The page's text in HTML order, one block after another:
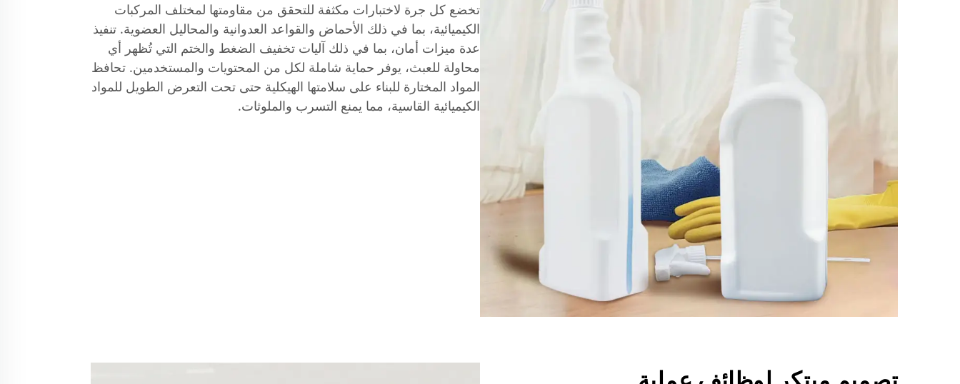
تخضع كل جرة لاختبارات مكثفة للتحقق من مقاومتها لمختلف المركبات
الكيميائية، بما في ذلك الأحماض والقواعد العدوانية والمحاليل العضوية. تنفيذ
عدة ميزات أمان، بما في ذلك آليات تخفيف الضغط والختم التي تُظهر أي
محاولة للعبث، يوفر حماية شاملة لكل من المحتويات والمستخدمين. تحافظ
المواد المختارة للبناء على سلامتها الهيكلية حتى تحت التعرض الطويل للمواد
الكيميائية القاسية، مما يمنع التسرب والملوثات.